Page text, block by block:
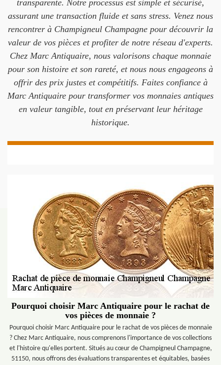
transparente. Notre processus est simple et sécurisé,
assurant une transaction fluide et sans stress. Venez nous
rencontrer à Champigneul Champagne pour découvrir la
valeur de vos pièces et profiter de notre réseau d'experts.
Chez Marc Antiquaire, nous valorisons chaque monnaie
pour son histoire et son rareté, et nous nous engageons à
offrir des prix justes et compétitifs. Faites confiance à
Marc Antiquaire pour transformer vos monnaies antiques
en valeur tangible, tout en préservant leur héritage
historique.
Pourquoi choisir Marc Antiquaire pour le rachat de
vos pièces de monnaie ?
Pourquoi choisir Marc Antiquaire pour le rachat de vos pièces de monnaie
? Chez Marc Antiquaire, nous comprenons l'importance de vos collections
et l'histoire qu'elles portent. Situés au cœur de Champigneul Champagne,
51150, nous offrons des évaluations transparentes et équitables, basées